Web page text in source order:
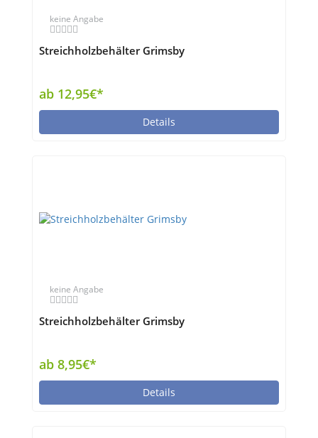
keine Angabe
Streichholzbehälter Grimsby
ab 12,95€*
Details
keine Angabe
Streichholzbehälter Grimsby
ab 8,95€*
Details